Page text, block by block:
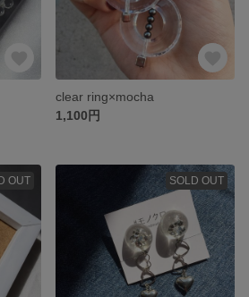
clear ring×mocha
1,100円
OUT SOLD OUT